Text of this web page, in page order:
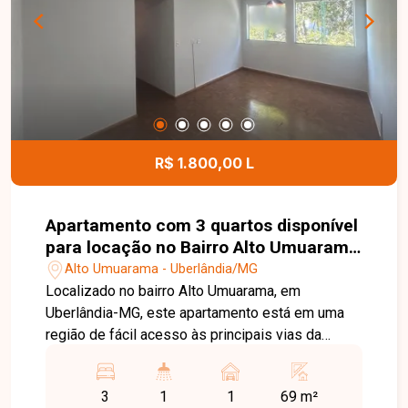
festas e câmeras de segurança, garantindo mais
conforto, lazer e tranquilidade aos moradores.
Agende sua visita e venha conhecer este
excelente apartamento. Uma ótima oportunidade
para morar ou investir em uma região valorizada,
com toda a infraestrutura que você e sua família
R$ 1.800,00 L
Apartamento com 3 quartos disponível
para locação no Bairro Alto Umuarama
em Uberlândia-MG
Alto Umuarama - Uberlândia/MG
Localizado no bairro Alto Umuarama, em
Uberlândia-MG, este apartamento está em uma
região de fácil acesso às principais vias da
escolas, farmácias, comércios e diversos
serviços, proporcionando praticidade e conforto
3 1 1 69 m²